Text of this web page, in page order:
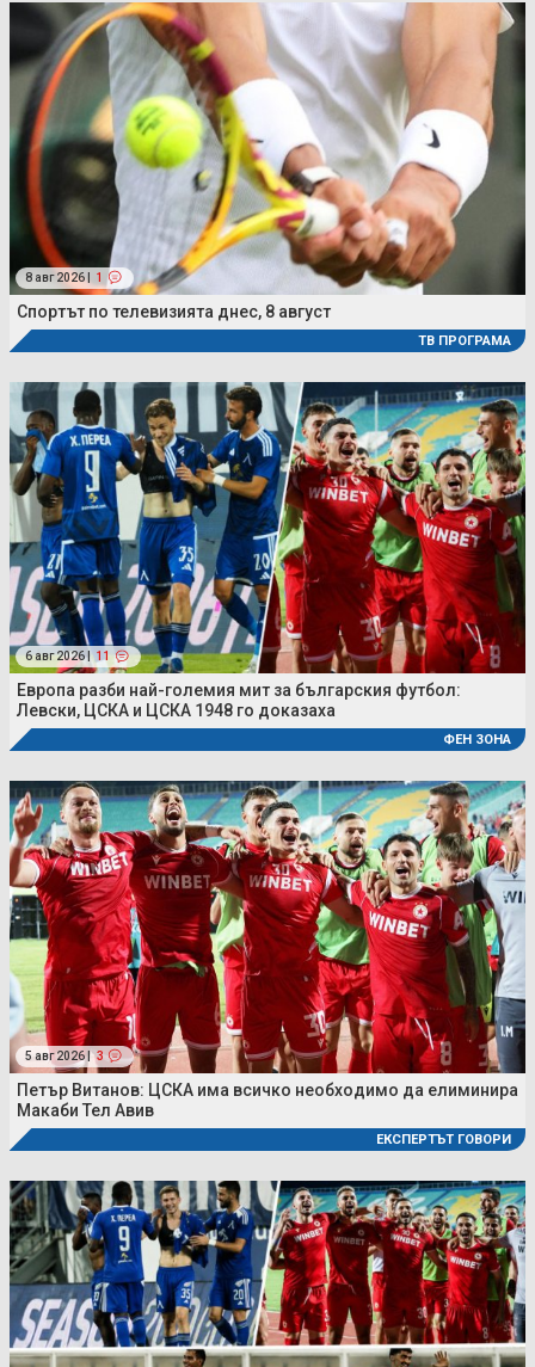
8 авг 2026 | 1
Спортът по телевизията днес, 8 август
ТВ ПРОГРАМА
6 авг 2026 | 11
Европа разби най-големия мит за българския футбол:
Левски, ЦСКА и ЦСКА 1948 го доказаха
ФЕН ЗОНА
5 авг 2026 | 3
Петър Витанов: ЦСКА има всичко необходимо да елиминира
Макаби Тел Авив
ЕКСПЕРТЪТ ГОВОРИ